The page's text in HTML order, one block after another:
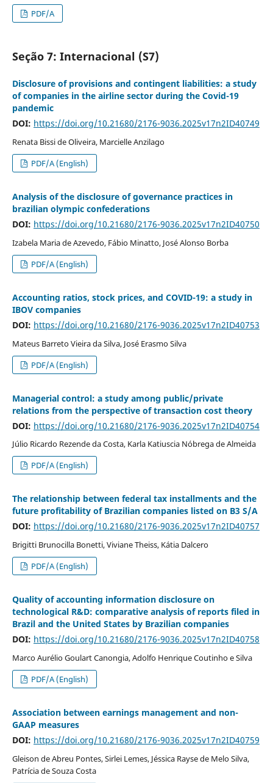
PDF/A
Seção 7: Internacional (S7)
Disclosure of provisions and contingent liabilities: a study
of companies in the airline sector during the Covid-19
pandemic
DOI: https://doi.org/10.21680/2176-9036.2025v17n2ID40749
Renata Bissi de Oliveira, Marcielle Anzilago
PDF/A (English)
Analysis of the disclosure of governance practices in
brazilian olympic confederations
DOI: https://doi.org/10.21680/2176-9036.2025v17n2ID40750
Izabela Maria de Azevedo, Fábio Minatto, José Alonso Borba
PDF/A (English)
Accounting ratios, stock prices, and COVID-19: a study in
IBOV companies
DOI: https://doi.org/10.21680/2176-9036.2025v17n2ID40753
Mateus Barreto Vieira da Silva, José Erasmo Silva
PDF/A (English)
Managerial control: a study among public/private
relations from the perspective of transaction cost theory
DOI: https://doi.org/10.21680/2176-9036.2025v17n2ID40754
Júlio Ricardo Rezende da Costa, Karla Katiuscia Nóbrega de Almeida
PDF/A (English)
The relationship between federal tax installments and the
future profitability of Brazilian companies listed on B3 S/A
DOI: https://doi.org/10.21680/2176-9036.2025v17n2ID40757
Brigitti Brunocilla Bonetti, Viviane Theiss, Kátia Dalcero
PDF/A (English)
Quality of accounting information disclosure on
technological R&D: comparative analysis of reports filed in
Brazil and the United States by Brazilian companies
DOI: https://doi.org/10.21680/2176-9036.2025v17n2ID40758
Marco Aurélio Goulart Canongia, Adolfo Henrique Coutinho e Silva
PDF/A (English)
Association between earnings management and non-
GAAP measures
DOI: https://doi.org/10.21680/2176-9036.2025v17n2ID40759
Gleison de Abreu Pontes, Sirlei Lemes, Jéssica Rayse de Melo Silva,
Patrícia de Souza Costa